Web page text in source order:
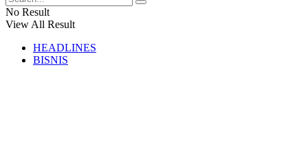
No Result
View All Result
HEADLINES
BISNIS